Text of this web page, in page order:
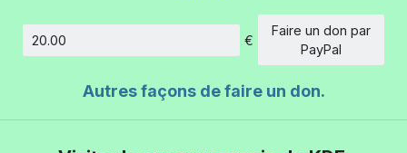
Montant
€
Faire un don par
PayPal
Autres façons de faire un don.